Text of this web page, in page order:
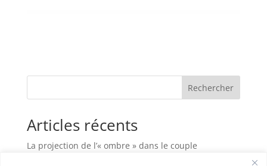
Rechercher
Articles récents
La projection de l’« ombre » dans le couple